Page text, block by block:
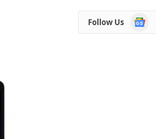
Follow Us
Google
News